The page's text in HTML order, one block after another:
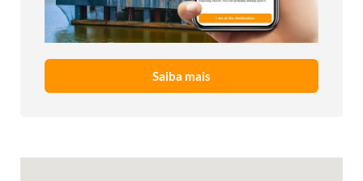
Saiba mais